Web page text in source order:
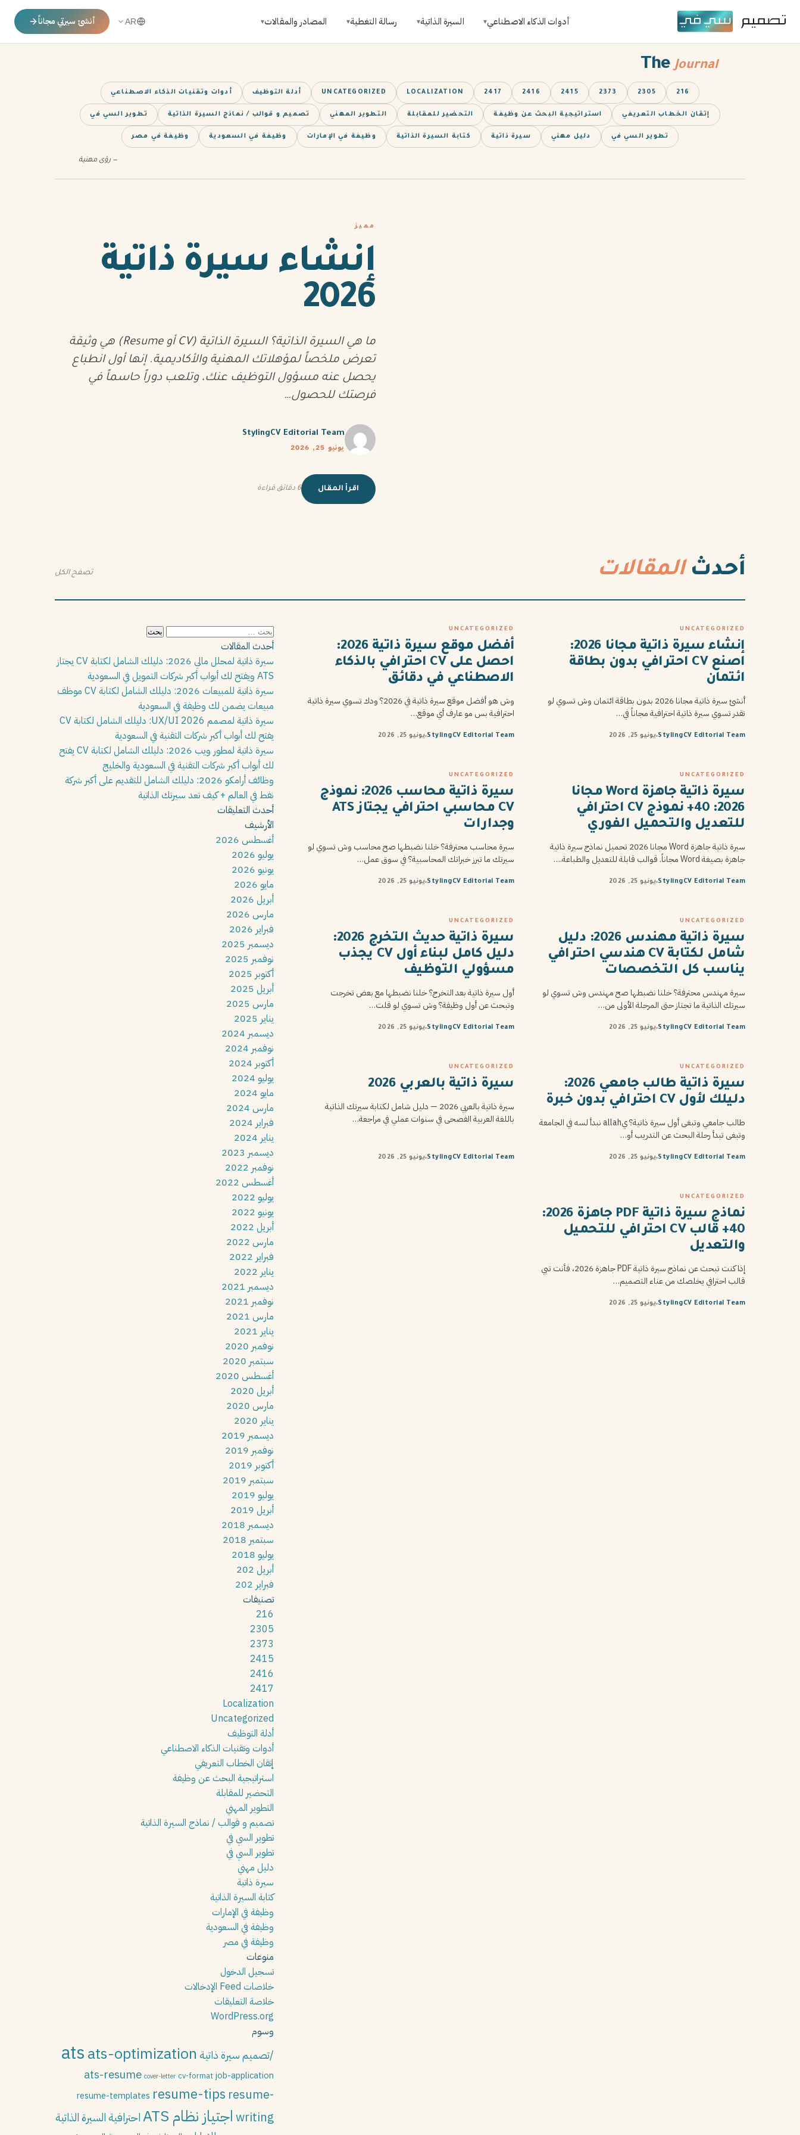
أدوات الذكاء الاصطناعي▾ السيرة الذاتية▾ رسالة التغطية▾ المصادر والمقالات▾
AR أنشئ سيرتي مجاناً
TheJournal
216
2305
2373
2415
2416
2417
LOCALIZATION
UNCATEGORIZED أدلة التوظيف أدوات وتقنيات الذكاء الاصطناعي
إتقان الخطاب التعريفي استراتيجية البحث عن وظيفة التحضير للمقابلة التطوير المهني تصميم و قوالب / نماذج السيرة الذاتية تطوير السي في
تطوير السي في دليل مهني سيرة ذاتية كتابة السيرة الذاتية وظيفة في الإمارات وظيفة في السعودية وظيفة في مصر
— رؤى مهنية
مميز
إنشاء سيرة ذاتية
2026
ما هي السيرة الذاتية؟ السيرة الذاتية (CV أو Resume) هي وثيقة
تعرض ملخصاً لمؤهلاتك المهنية والأكاديمية. إنها أول انطباع
يحصل عنه مسؤول التوظيف عنك، وتلعب دوراً حاسماً في
فرصتك للحصول…
StylingCV Editorial Team
يونيو 25, 2026
اقرأ المقال 6 دقائق قراءة
أحدثالمقالات تصفح الكل
UNCATEGORIZED
إنشاء سيرة ذاتية مجانا 2026:
اصنع CV احترافي بدون بطاقة
ائتمان
أنشئ سيرة ذاتية مجانا 2026 بدون بطاقة ائتمان وش تسوي لو
تقدر تسوي سيرة ذاتية احترافية مجاناً في…
StylingCV Editorial Team يونيو 25, 2026
UNCATEGORIZED
أفضل موقع سيرة ذاتية 2026:
احصل على CV احترافي بالذكاء
الاصطناعي في دقائق
وش هو أفضل موقع سيرة ذاتية في 2026؟ ودك تسوي سيرة ذاتية
احترافية بس مو عارف أي موقع…
StylingCV Editorial Team يونيو 25, 2026
UNCATEGORIZED
سيرة ذاتية جاهزة Word مجانا
2026: 40+ نموذج CV احترافي
للتعديل والتحميل الفوري
سيرة ذاتية جاهزة Word مجانا 2026 تحميل نماذج سيرة ذاتية
جاهزة بصيغة Word مجاناً. قوالب قابلة للتعديل والطباعة.…
StylingCV Editorial Team يونيو 25, 2026
UNCATEGORIZED
سيرة ذاتية محاسب 2026: نموذج
CV محاسبي احترافي يجتاز ATS
وجدارات
سيرة محاسب محترفة؟ خلنا نضبطها صح محاسب وش تسوي لو
سيرتك ما تبرز خبراتك المحاسبية؟ في سوق عمل…
StylingCV Editorial Team يونيو 25, 2026
UNCATEGORIZED
سيرة ذاتية مهندس 2026: دليل
شامل لكتابة CV هندسي احترافي
يناسب كل التخصصات
سيرة مهندس محترفة؟ خلنا نضبطها صح مهندس وش تسوي لو
سيرتك الذاتية ما تجتاز حتى المرحلة الأولى من…
StylingCV Editorial Team يونيو 25, 2026
UNCATEGORIZED
سيرة ذاتية حديث التخرج 2026:
دليل كامل لبناء أول CV يجذب
مسؤولي التوظيف
أول سيرة ذاتية بعد التخرج؟ خلنا نضبطها مع بعض تخرجت
وتبحث عن أول وظيفة؟ وش تسوي لو قلت…
StylingCV Editorial Team يونيو 25, 2026
UNCATEGORIZED
سيرة ذاتية طالب جامعي 2026:
دليلك لأول CV احترافي بدون خبرة
طالب جامعي وتبغى أول سيرة ذاتية؟ يallah نبدأ لسه في الجامعة
وتبغى تبدأ رحلة البحث عن التدريب أو…
StylingCV Editorial Team يونيو 25, 2026
UNCATEGORIZED
سيرة ذاتية بالعربي 2026
سيرة ذاتية بالعربي 2026 — دليل شامل لكتابة سيرتك الذاتية
باللغة العربية الفصحى في سنوات عملي في مراجعة…
StylingCV Editorial Team يونيو 25, 2026
UNCATEGORIZED
نماذج سيرة ذاتية PDF جاهزة 2026:
40+ قالب CV احترافي للتحميل
والتعديل
إذا كنت تبحث عن نماذج سيرة ذاتية PDF جاهزة 2026، فأنت تبي
قالب احترافي يخلصك من عناء التصميم…
StylingCV Editorial Team يونيو 25, 2026
البحث
عن:
أحدث المقالات
سيرة ذاتية لمحلل مالي 2026: دليلك الشامل لكتابة CV يجتاز
ATS ويفتح لك أبواب أكبر شركات التمويل في السعودية
سيرة ذاتية للمبيعات 2026: دليلك الشامل لكتابة CV موظف
مبيعات يضمن لك وظيفة في السعودية
سيرة ذاتية لمصمم UX/UI 2026: دليلك الشامل لكتابة CV
يفتح لك أبواب أكبر شركات التقنية في السعودية
سيرة ذاتية لمطور ويب 2026: دليلك الشامل لكتابة CV يفتح
لك أبواب أكبر شركات التقنية في السعودية والخليج
وظائف أرامكو 2026: دليلك الشامل للتقديم على أكبر شركة
نفط في العالم + كيف تعد سيرتك الذاتية
أحدث التعليقات
الأرشيف
أغسطس 2026
يوليو 2026
يونيو 2026
مايو 2026
أبريل 2026
مارس 2026
فبراير 2026
ديسمبر 2025
نوفمبر 2025
أكتوبر 2025
أبريل 2025
مارس 2025
يناير 2025
ديسمبر 2024
نوفمبر 2024
أكتوبر 2024
يوليو 2024
مايو 2024
مارس 2024
فبراير 2024
يناير 2024
ديسمبر 2023
نوفمبر 2022
أغسطس 2022
يوليو 2022
يونيو 2022
أبريل 2022
مارس 2022
فبراير 2022
يناير 2022
ديسمبر 2021
نوفمبر 2021
مارس 2021
يناير 2021
نوفمبر 2020
سبتمبر 2020
أغسطس 2020
أبريل 2020
مارس 2020
يناير 2020
ديسمبر 2019
نوفمبر 2019
أكتوبر 2019
سبتمبر 2019
يوليو 2019
أبريل 2019
ديسمبر 2018
سبتمبر 2018
يوليو 2018
أبريل 202
فبراير 202
تصنيفات
216
2305
2373
2415
2416
2417
Localization
Uncategorized
أدلة التوظيف
أدوات وتقنيات الذكاء الاصطناعي
إتقان الخطاب التعريفي
استراتيجية البحث عن وظيفة
التحضير للمقابلة
التطوير المهني
تصميم و قوالب / نماذج السيرة الذاتية
تطوير السي في
تطوير السي في
دليل مهني
سيرة ذاتية
كتابة السيرة الذاتية
وظيفة في الإمارات
وظيفة في السعودية
وظيفة في مصر
منوعات
تسجيل الدخول
خلاصات Feed الإدخالات
خلاصة التعليقات
WordPress.org
وسوم
/تصميم سيرة ذاتية atsats-optimization
ats-resume cover-letter cv-format job-application
resume-templates resume-tips resume-
writing اجتياز نظام ATS احترافية السيرة الذاتية